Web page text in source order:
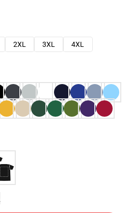
2XL 3XL
4XL